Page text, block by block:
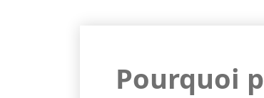
Pourquoi